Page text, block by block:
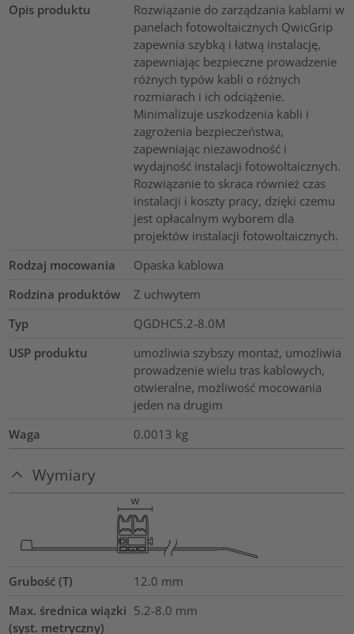
Opis produktu
Rozwiązanie do zarządzania kablami w
panelach fotowoltaicznych QwicGrip
zapewnia szybką i łatwą instalację,
zapewniając bezpieczne prowadzenie
różnych typów kabli o różnych
rozmiarach i ich odciążenie.
Minimalizuje uszkodzenia kabli i
zagrożenia bezpieczeństwa,
zapewniając niezawodność i
wydajność instalacji fotowoltaicznych.
Rozwiązanie to skraca również czas
instalacji i koszty pracy, dzięki czemu
jest opłacalnym wyborem dla
projektów instalacji fotowoltaicznych.
Rodzaj mocowania
Opaska kablowa
Rodzina produktów
Z uchwytem
Typ
QGDHC5.2-8.0M
USP produktu
umożliwia szybszy montaż, umożliwia
prowadzenie wielu tras kablowych,
otwieralne, możliwość mocowania
jeden na drugim
Waga
0.0013 kg
Wymiary
Grubość (T) 12.0 mm
Max. średnica wiązki
(syst. metryczny)
5.2-8.0 mm